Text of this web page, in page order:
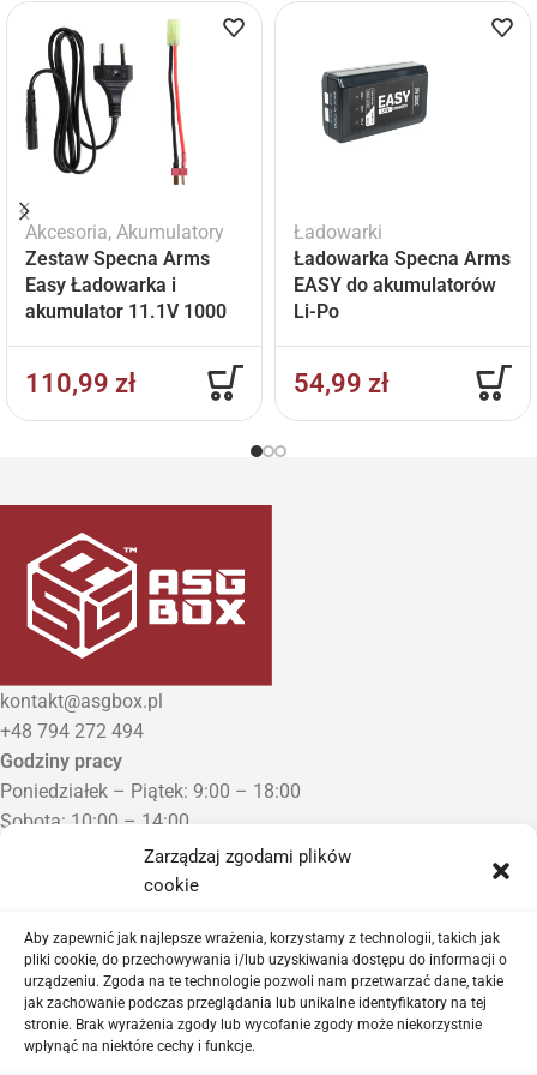
Zarządzaj zgodami plików
cookie
Aby zapewnić jak najlepsze wrażenia, korzystamy z technologii, takich jak
pliki cookie, do przechowywania i/lub uzyskiwania dostępu do informacji o
urządzeniu. Zgoda na te technologie pozwoli nam przetwarzać dane, takie
jak zachowanie podczas przeglądania lub unikalne identyfikatory na tej
stronie. Brak wyrażenia zgody lub wycofanie zgody może niekorzystnie
wpłynąć na niektóre cechy i funkcje.
Akcesoria, Akumulatory
Zestaw Specna Arms
Easy Ładowarka i
akumulator 11.1V 1000
110,99 zł
Ładowarki
Ładowarka Specna Arms
EASY do akumulatorów
Li-Po
54,99 zł
kontakt@asgbox.pl
+48 794 272 494
Godziny pracy
Poniedziałek – Piątek: 9:00 – 18:00
Sobota: 10:00 – 14:00
Niedziela: Zamknięte
Punkt Odbioru zamówień
Proszę o wcześniejszy kontakt telefoniczny
Sklep airsoftowy i serwis replik ASG